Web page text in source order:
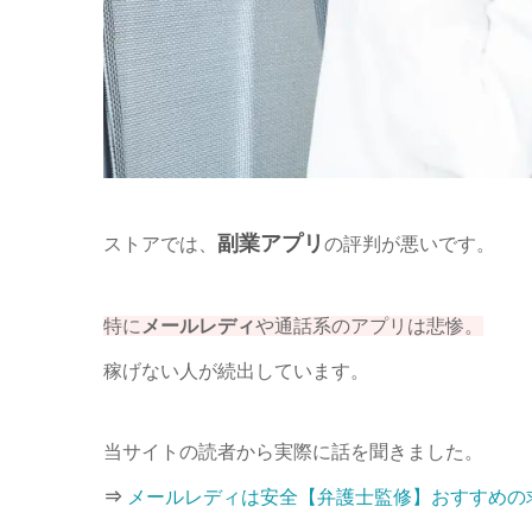
ストアでは、 副業アプリ の評判が悪いです。
特に メールレディや通話系のアプリは悲惨。
稼げない人が続出しています。
当サイトの読者から実際に話を聞きました。
⇒ メールレディは安全【弁護士監修】おすすめの